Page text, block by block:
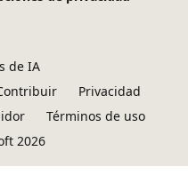
de IA
Privacidad
Términos de uso
2026